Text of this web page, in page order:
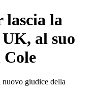
lascia la
al suo
Cole
nuovo giudice della